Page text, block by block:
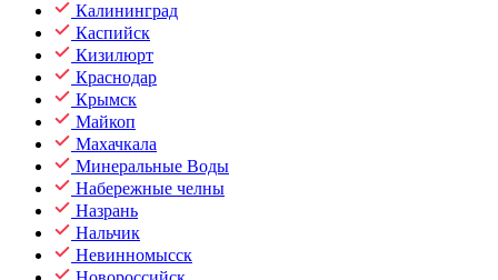
Калининград
Каспийск
Кизилюрт
Краснодар
Крымск
Майкоп
Махачкала
Минеральные Воды
Набережные челны
Назрань
Нальчик
Невинномысск